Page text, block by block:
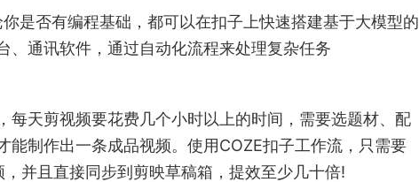
是否有编程基础，都可以在扣子上快速搭建基于大模型的
、通讯软件，通过自动化流程来处理复杂任务
每天剪视频要花费几个小时以上的时间，需要选题材、配
制作出一条成品视频。使用COZE扣子工作流，只需要
并且直接同步到剪映草稿箱，提效至少几十倍!